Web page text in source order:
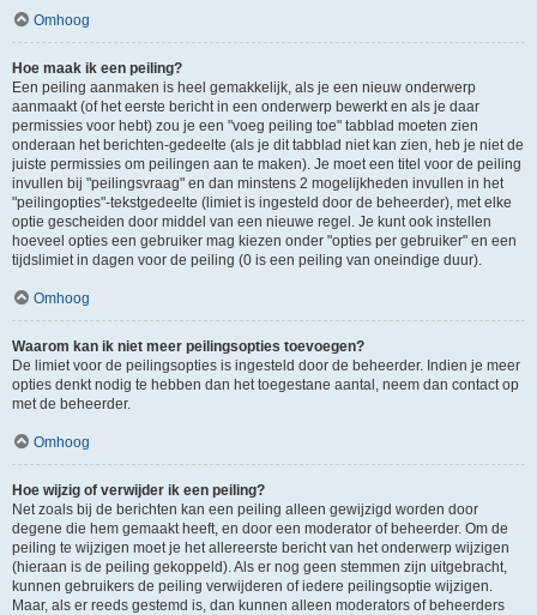
Omhoog
Hoe maak ik een peiling?
Een peiling aanmaken is heel gemakkelijk, als je een nieuw onderwerp
aanmaakt (of het eerste bericht in een onderwerp bewerkt en als je daar
permissies voor hebt) zou je een "voeg peiling toe" tabblad moeten zien
onderaan het berichten-gedeelte (als je dit tabblad niet kan zien, heb je niet de
juiste permissies om peilingen aan te maken). Je moet een titel voor de peiling
invullen bij "peilingsvraag" en dan minstens 2 mogelijkheden invullen in het
"peilingopties"-tekstgedeelte (limiet is ingesteld door de beheerder), met elke
optie gescheiden door middel van een nieuwe regel. Je kunt ook instellen
hoeveel opties een gebruiker mag kiezen onder "opties per gebruiker" en een
tijdslimiet in dagen voor de peiling (0 is een peiling van oneindige duur).
Omhoog
Waarom kan ik niet meer peilingsopties toevoegen?
De limiet voor de peilingsopties is ingesteld door de beheerder. Indien je meer
opties denkt nodig te hebben dan het toegestane aantal, neem dan contact op
met de beheerder.
Omhoog
Hoe wijzig of verwijder ik een peiling?
Net zoals bij de berichten kan een peiling alleen gewijzigd worden door
degene die hem gemaakt heeft, en door een moderator of beheerder. Om de
peiling te wijzigen moet je het allereerste bericht van het onderwerp wijzigen
(hieraan is de peiling gekoppeld). Als er nog geen stemmen zijn uitgebracht,
kunnen gebruikers de peiling verwijderen of iedere peilingsoptie wijzigen.
Maar, als er reeds gestemd is, dan kunnen alleen moderators of beheerders